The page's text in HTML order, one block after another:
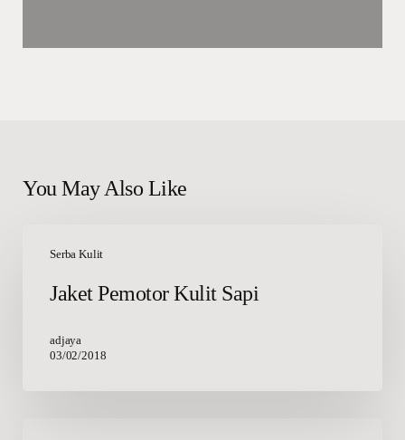
You May Also Like
Serba Kulit
Pemotor
Jaket Pemotor Kulit Sapi
adjaya
03/02/2018